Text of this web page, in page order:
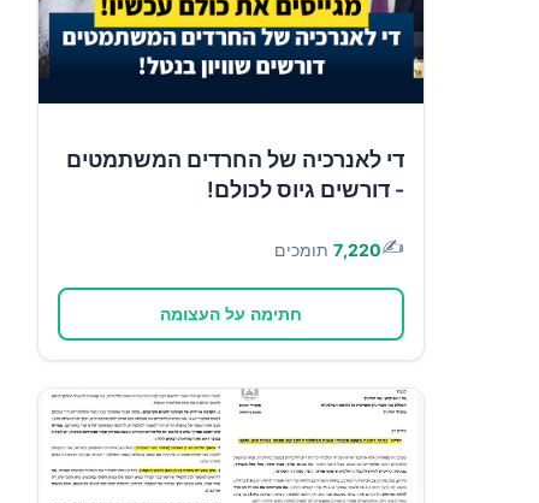
די לאנרכיה של החרדים המשתמטים
- דורשים גיוס לכולם!
✍️
7,220 תומכים
חתימה על העצומה